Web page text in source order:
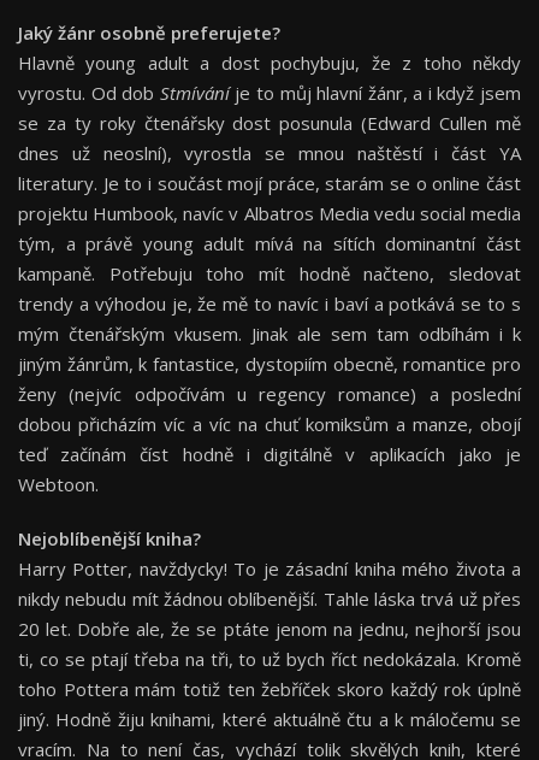
Jaký žánr osobně preferujete?
Hlavně young adult a dost pochybuju, že z toho někdy
vyrostu. Od dob Stmívání je to můj hlavní žánr, a i když jsem
se za ty roky čtenářsky dost posunula (Edward Cullen mě
dnes už neoslní), vyrostla se mnou naštěstí i část YA
literatury. Je to i součást mojí práce, starám se o online část
projektu Humbook, navíc v Albatros Media vedu social media
tým, a právě young adult mívá na sítích dominantní část
kampaně. Potřebuju toho mít hodně načteno, sledovat
trendy a výhodou je, že mě to navíc i baví a potkává se to s
mým čtenářským vkusem. Jinak ale sem tam odbíhám i k
jiným žánrům, k fantastice, dystopiím obecně, romantice pro
ženy (nejvíc odpočívám u regency romance) a poslední
dobou přicházím víc a víc na chuť komiksům a manze, obojí
teď začínám číst hodně i digitálně v aplikacích jako je
Webtoon.
Nejoblíbenější kniha?
Harry Potter, navždycky! To je zásadní kniha mého života a
nikdy nebudu mít žádnou oblíbenější. Tahle láska trvá už přes
20 let. Dobře ale, že se ptáte jenom na jednu, nejhorší jsou
ti, co se ptají třeba na tři, to už bych říct nedokázala. Kromě
toho Pottera mám totiž ten žebříček skoro každý rok úplně
jiný. Hodně žiju knihami, které aktuálně čtu a k máločemu se
vracím. Na to není čas, vychází tolik skvělých knih, které